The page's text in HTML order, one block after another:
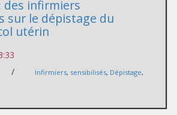
des infirmiers
sur le dépistage du
utérin
/ Infirmiers, sensibilisés, Dépistage,